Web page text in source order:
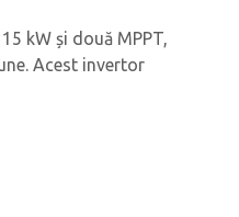
kW și două MPPT,
Acest invertor